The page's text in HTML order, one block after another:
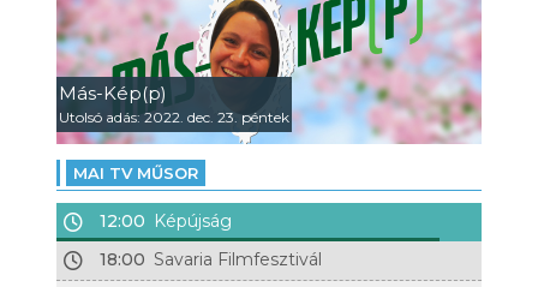
Más-Kép(p)
Utolsó adás: 2022. dec. 23. péntek
MAI TV MŰSOR
12:00 Képújság
18:00 Savaria Filmfesztivál